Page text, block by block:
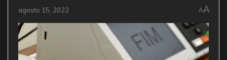
agosto 15, 2022 AA